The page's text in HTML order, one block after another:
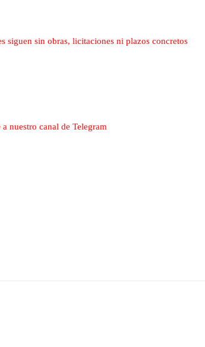
siguen sin obras, licitaciones ni plazos concretos
nuestro canal de Telegram